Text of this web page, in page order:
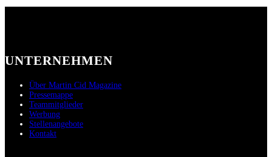
UNTERNEHMEN
Über Martin Cid Magazine
Pressemappe
Teammitglieder
Werbung
Stellenangebote
Kontakt